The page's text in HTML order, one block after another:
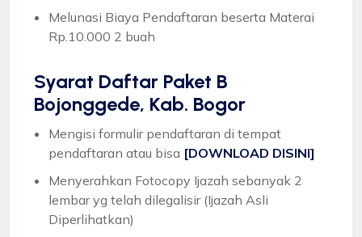
Melunasi Biaya Pendaftaran beserta Materai
Rp.10.000 2 buah
Syarat Daftar Paket B
Bojonggede, Kab. Bogor
Mengisi formulir pendaftaran di tempat
pendaftaran atau bisa [DOWNLOAD DISINI]
Menyerahkan Fotocopy Ijazah sebanyak 2
lembar yg telah dilegalisir (Ijazah Asli
Diperlihatkan)